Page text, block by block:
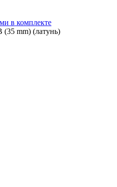
в комплекте
(35 mm) (латунь)